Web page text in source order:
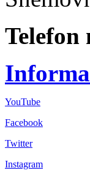
Telefon
YouTube
Facebook
Twitter
Instagram